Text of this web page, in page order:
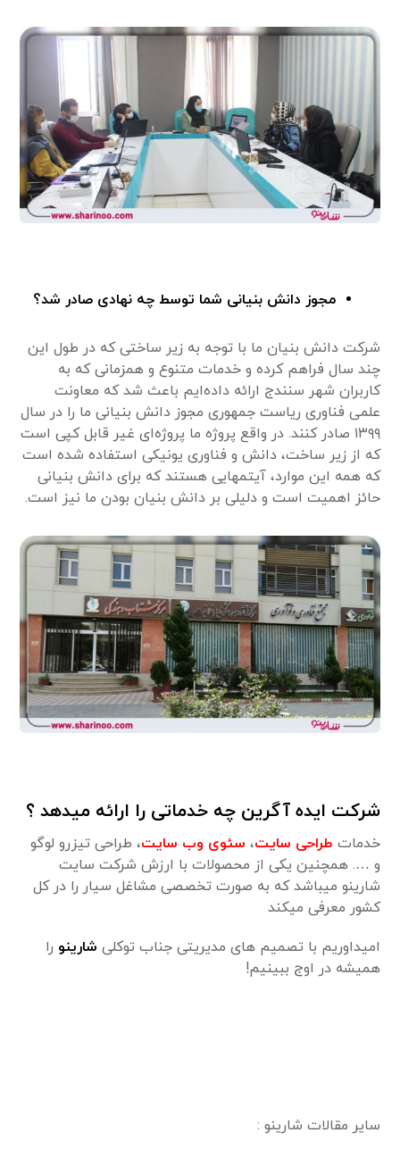
مجوز دانش بنیانی شما توسط چه نهادی صادر شد؟
شرکت دانش بنیان ما با توجه به زیر ساختی که در طول این
چند سال فراهم کرده و خدمات متنوع و همزمانی که به
کاربران شهر سنندج ارائه داده‌ایم باعث شد که معاونت
علمی فناوری ریاست جمهوری مجوز دانش بنیانی ما را در سال
۱۳۹۹ صادر کنند. در واقع پروژه ما پروژه‌ای غیر قابل کپی است
که از زیر ساخت، دانش و فناوری یونیکی استفاده شده است
که همه این موارد، آیتمهایی هستند که برای دانش بنیانی
حائز اهمیت است و دلیلی بر دانش بنیان بودن ما نیز است.
شرکت ایده آگرین چه خدماتی را ارائه میدهد ؟
خدمات طراحی سایت، سئوی وب سایت، طراحی تیزرو لوگو
و …. همچنین یکی از محصولات با ارزش شرکت سایت
شارینو میباشد که به صورت تخصصی مشاغل سیار را در کل
کشور معرفی میکند
امیداوریم با تصمیم های مدیریتی جناب توکلی شارینو را
همیشه در اوج ببینیم!
سایر مقالات شارینو :